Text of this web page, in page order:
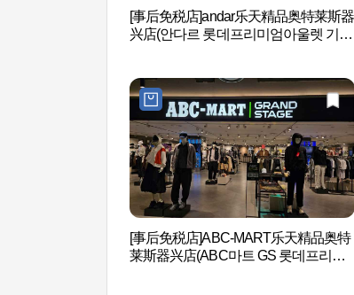
[事后免税店]andar乐天精品奥特莱斯器
兴店(안다르 롯데프리미엄아울렛 기흥
[事后免税店]ABC-MART乐天精品奥特
莱斯器兴店(ABC마트 GS 롯데프리미